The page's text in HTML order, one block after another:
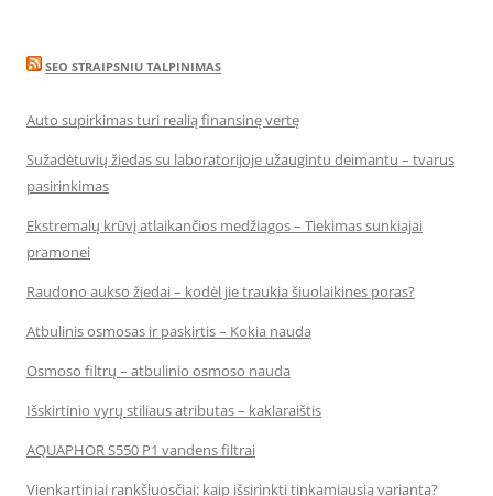
SEO STRAIPSNIU TALPINIMAS
Auto supirkimas turi realią finansinę vertę
Sužadėtuvių žiedas su laboratorijoje užaugintu deimantu – tvarus
pasirinkimas
Ekstremalų krūvį atlaikančios medžiagos – Tiekimas sunkiajai
pramonei
Raudono aukso žiedai – kodėl jie traukia šiuolaikines poras?
Atbulinis osmosas ir paskirtis – Kokia nauda
Osmoso filtrų – atbulinio osmoso nauda
Išskirtinio vyrų stiliaus atributas – kaklaraištis
AQUAPHOR S550 P1 vandens filtrai
Vienkartiniai rankšluosčiai: kaip išsirinkti tinkamiausią variantą?